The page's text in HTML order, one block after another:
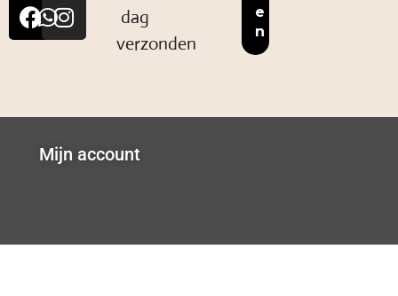
dag
verzonden
Mijn account